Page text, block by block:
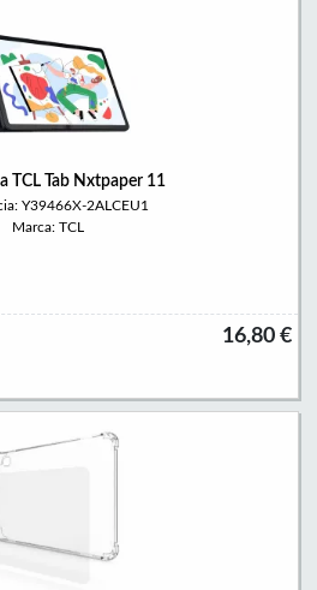
TCL Tab Nxtpaper 11
Y39466X-2ALCEU1
Marca: TCL
16,80 €